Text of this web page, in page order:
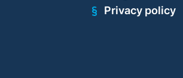
Privacy policy